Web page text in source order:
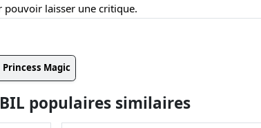
pouvoir laisser une critique.
Princess Magic
populaires similaires